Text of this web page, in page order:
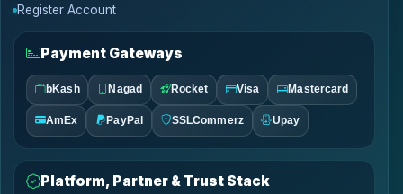
Register Account
Payment Gateways
bKash Nagad Rocket Visa Mastercard
AmEx PayPal SSLCommerz Upay
Platform, Partner & Trust Stack